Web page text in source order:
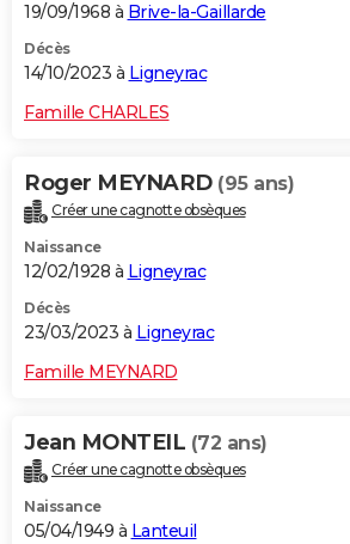
19/09/1968 à Brive-la-Gaillarde
Décès
14/10/2023 à Ligneyrac
Famille CHARLES
Roger MEYNARD (95 ans)
Créer une cagnotte obsèques
Naissance
12/02/1928 à Ligneyrac
Décès
23/03/2023 à Ligneyrac
Famille MEYNARD
Jean MONTEIL (72 ans)
Créer une cagnotte obsèques
Naissance
05/04/1949 à Lanteuil